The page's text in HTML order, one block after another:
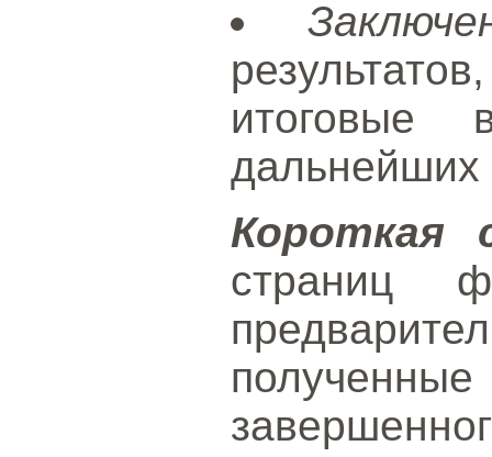
итоговые
дальнейших
Короткая
страниц